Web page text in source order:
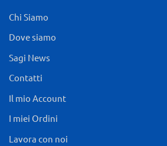
Chi Siamo
Dove siamo
Sagi News
Contatti
Il mio Account
I miei Ordini
Lavora con noi